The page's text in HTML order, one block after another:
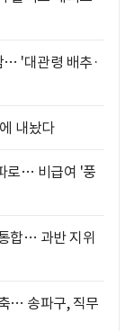
… '대관령 배추·
내놨다
로… 비급여 '풍
합… 과반 지위
… 송파구, 직무